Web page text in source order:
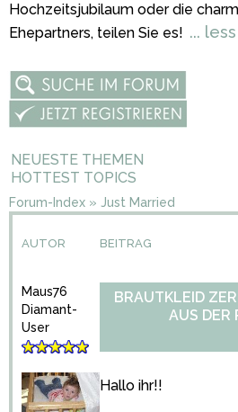
Hochzeitsjubilaum oder die
Ehepartners, teilen Sie es! ... less
NEUESTE THEMEN
HOTTEST TOPICS
Forum-Index » Just Married
AUTOR BEITRAG
Maus76
Diamant-
User
BRAUTKLEID
AUS DER
Hallo ihr!!